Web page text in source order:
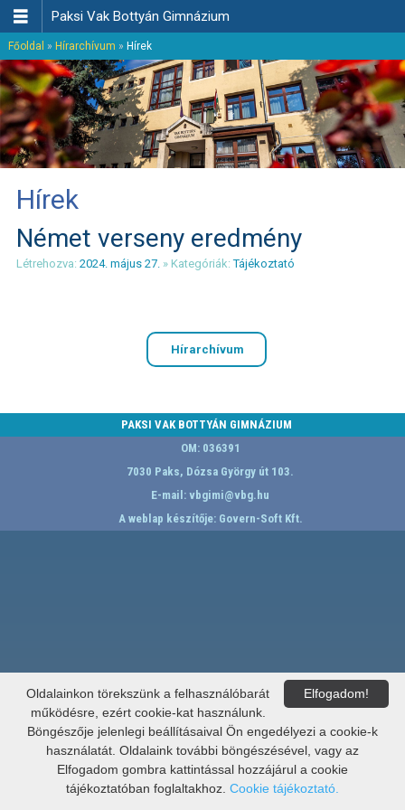
 Paksi Vak Bottyán Gimnázium
Főoldal » Hírarchívum » Hírek
Hírek
Német verseny eredmény
Létrehozva: 2024. május 27. » Kategóriák:Tájékoztató
Hírarchívum
PAKSI VAK BOTTYÁN GIMNÁZIUM
OM: 036391
7030 Paks, Dózsa György út 103.
E-mail:vbgimi@vbg.hu
A weblap készítője: Govern-Soft Kft.
Elfogadom!
Oldalainkon törekszünk a felhasználóbarát
működésre, ezért cookie-kat használunk.
Böngészője jelenlegi beállításaival Ön engedélyezi a cookie-k
használatát. Oldalaink további böngészésével, vagy az
Elfogadom gombra kattintással hozzájárul a cookie
tájékoztatóban foglaltakhoz. Cookie tájékoztató.